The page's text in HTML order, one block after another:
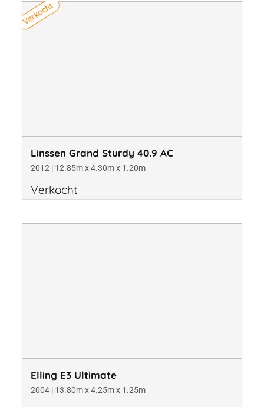
Verkocht
Linssen Grand Sturdy 40.9 AC
2012 | 12.85m x 4.30m x 1.20m
Verkocht
Elling E3 Ultimate
2004 | 13.80m x 4.25m x 1.25m